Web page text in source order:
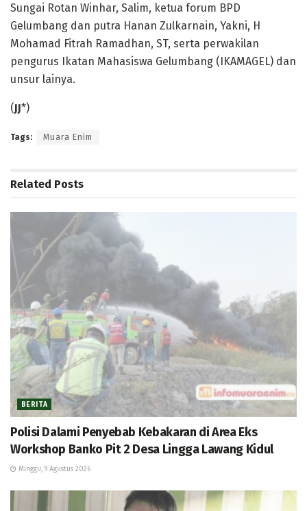
Sungai Rotan Winhar, Salim, ketua forum BPD
Gelumbang dan putra Hanan Zulkarnain, Yakni, H
Mohamad Fitrah Ramadhan, ST, serta perwakilan
pengurus Ikatan Mahasiswa Gelumbang (IKAMAGEL) dan
unsur lainya.
(JJ*)
Tags: Muara Enim
Related Posts
BERITA
Polisi Dalami Penyebab Kebakaran di Area Eks
Workshop Banko Pit 2 Desa Lingga Lawang Kidul
Minggu, 9 Agustus 2026